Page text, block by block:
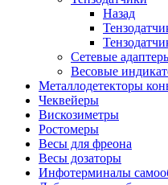
Назад
Сетевые
Весовые
Металлодетекторы
Чеквейеры
Вискозиметры
Ростомеры
Весы для фреона
Весы дозаторы
Инфотерминалы